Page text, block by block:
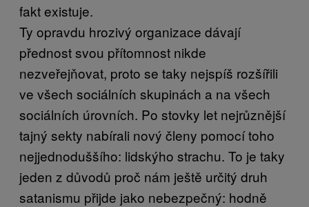
fakt existuje.
Ty opravdu hrozivý organizace dávají
přednost svou přítomnost nikde
nezveřejňovat, proto se taky nejspíš rozšířili
ve všech sociálních skupinách a na všech
sociálních úrovních. Po stovky let nejrůznější
tajný sekty nabírali nový členy pomocí toho
nejjednoduššího: lidskýho strachu. To je taky
jeden z důvodů proč nám ještě určitý druh
satanismu přijde jako nebezpečný: hodně